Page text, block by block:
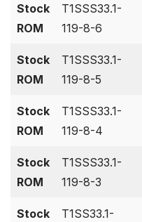
Stock
ROM
T1SSS33.1-
119-8-6
Stock
ROM
T1SSS33.1-
119-8-5
Stock
ROM
T1SSS33.1-
119-8-4
Stock
ROM
T1SSS33.1-
119-8-3
Stock
T1SS33.1-